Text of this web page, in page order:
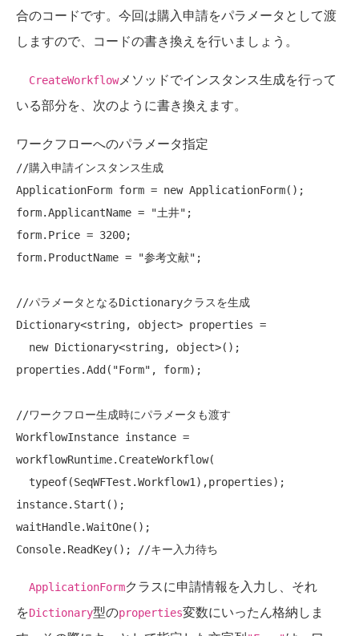
合のコードです。今回は購入申請をパラメータとして渡
しますので、コードの書き換えを行いましょう。
CreateWorkflowメソッドでインスタンス生成を行って
いる部分を、次のように書き換えます。
ワークフローへのパラメータ指定
//購入申請インスタンス生成
ApplicationForm form = new ApplicationForm();
form.ApplicantName =
"土井" ;
form.Price = 3200;
form.ProductName =
"参考文献" ;
//パラメータとなるDictionaryクラスを生成
Dictionary<string, object> properties =
new Dictionary<string, object>();
properties.Add( "Form" , form);
//ワークフロー生成時にパラメータも渡す
WorkflowInstance instance =
workflowRuntime.CreateWorkflow(
typeof(SeqWFTest.Workflow1),properties);
instance.Start();
waitHandle.WaitOne();
Console.ReadKey();
//キー入力待ち
ApplicationFormクラスに申請情報を入力し、それ
をDictionary型のproperties変数にいったん格納しま